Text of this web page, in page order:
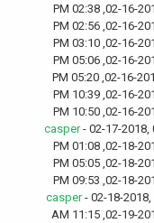
casper- 02-17-2018,
casper- 02-18-2018,